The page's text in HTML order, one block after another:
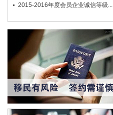
2015-2016年度会员企业诚信等级...